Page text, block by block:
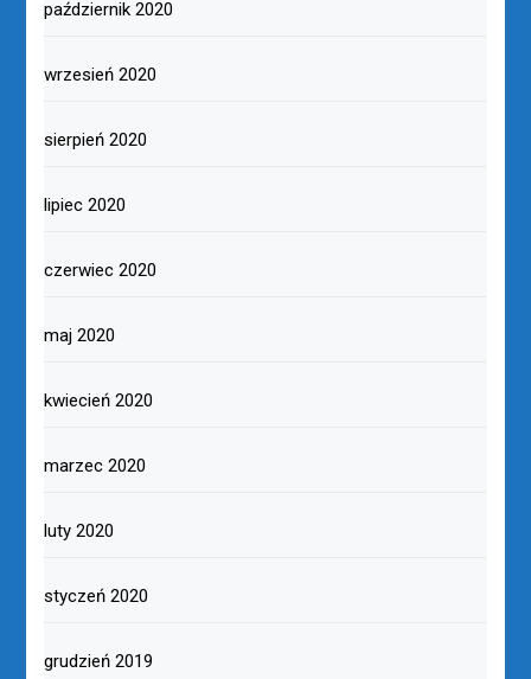
październik 2020
wrzesień 2020
sierpień 2020
lipiec 2020
czerwiec 2020
maj 2020
kwiecień 2020
marzec 2020
luty 2020
styczeń 2020
grudzień 2019